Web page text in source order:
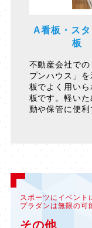
A看板・ス
板
不動産会社での
プンハウス」
板でよく用い
板です。軽いた
動や保管に便利
スポーツにイベント
プラダンは無限の可
その他